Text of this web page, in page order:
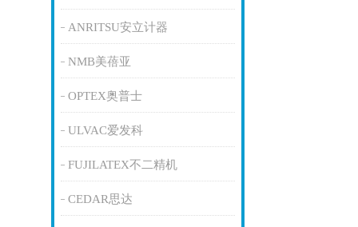
ANRITSU安立计器
NMB美蓓亚
OPTEX奥普士
ULVAC爱发科
FUJILATEX不二精机
CEDAR思达